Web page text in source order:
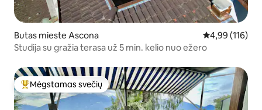
Butas mieste Ascona Vidutinis
4,99 (116)
Studija su gražia terasa už 5 min. kelio nuo ežero
Svečių mėgstamiausias
Mėgstamas svečių